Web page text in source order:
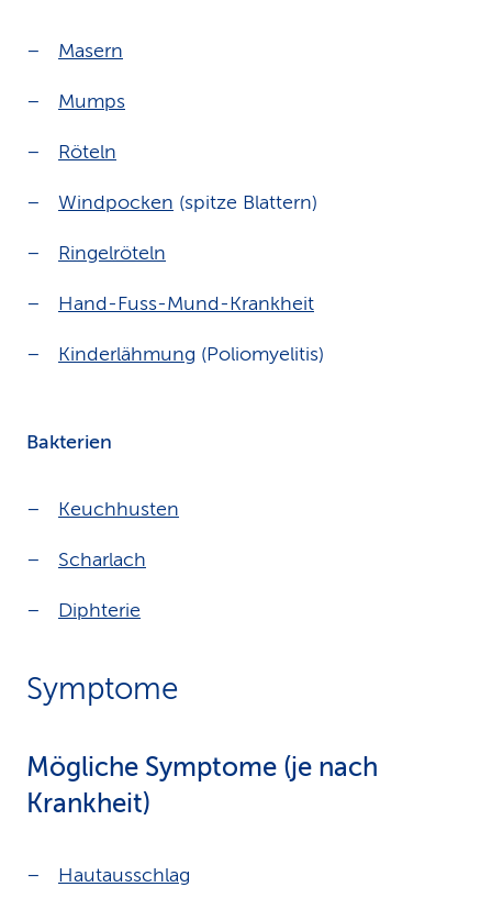
Masern
Mumps
Röteln
Windpocken (spitze Blattern)
Ringelröteln
Hand-Fuss-Mund-Krankheit
Kinderlähmung (Poliomyelitis)
Bakterien
Keuchhusten
Scharlach
Diphterie
Symptome
Mögliche Symptome (je nach
Krankheit)
Hautausschlag